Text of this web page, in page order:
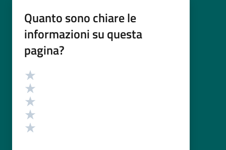
Quanto sono chiare le
informazioni su questa
pagina?
Valutazione